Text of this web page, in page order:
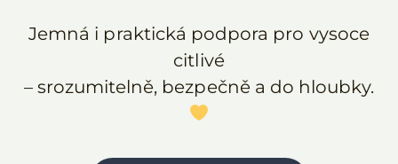
Jemná i praktická podpora pro vysoce
citlivé
– srozumitelně, bezpečně a do hloubky.